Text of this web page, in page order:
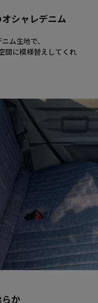
シャレデニム
ム生地で、
間に模様替えしてくれ
か